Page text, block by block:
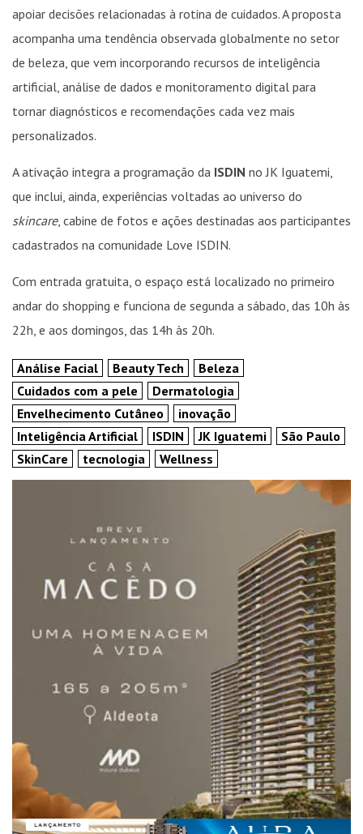
apoiar decisões relacionadas à rotina de cuidados. A proposta
acompanha uma tendência observada globalmente no setor
de beleza, que vem incorporando recursos de inteligência
artificial, análise de dados e monitoramento digital para
tornar diagnósticos e recomendações cada vez mais
personalizados.
A ativação integra a programação da ISDIN no JK Iguatemi,
que inclui, ainda, experiências voltadas ao universo do
skincare, cabine de fotos e ações destinadas aos participantes
cadastrados na comunidade Love ISDIN.
Com entrada gratuita, o espaço está localizado no primeiro
andar do shopping e funciona de segunda a sábado, das 10h às
22h, e aos domingos, das 14h às 20h.
Análise Facial Beauty Tech
Beleza
Cuidados com a pele
Dermatologia
Envelhecimento Cutâneo
inovação
Inteligência Artificial
ISDIN JK Iguatemi
São Paulo
SkinCare
tecnologia Wellness